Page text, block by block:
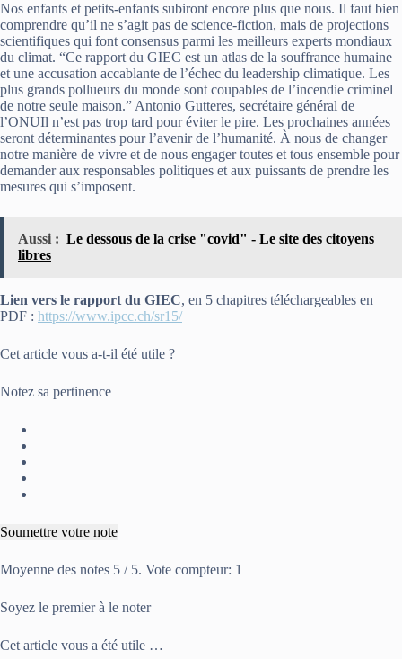
Nos enfants et petits-enfants subiront encore plus que nous. Il faut bien
comprendre qu’il ne s’agit pas de science-fiction, mais de projections
scientifiques qui font consensus parmi les meilleurs experts mondiaux
du climat. “Ce rapport du GIEC est un atlas de la souffrance humaine
et une accusation accablante de l’échec du leadership climatique. Les
plus grands pollueurs du monde sont coupables de l’incendie criminel
de notre seule maison.” Antonio Gutteres, secrétaire général de
l’ONUIl n’est pas trop tard pour éviter le pire. Les prochaines années
seront déterminantes pour l’avenir de l’humanité. À nous de changer
notre manière de vivre et de nous engager toutes et tous ensemble pour
demander aux responsables politiques et aux puissants de prendre les
mesures qui s’imposent.
Aussi : Le dessous de la crise "covid" - Le site des citoyens
libres
Lien vers le rapport du GIEC, en 5 chapitres téléchargeables en
PDF : https://www.ipcc.ch/sr15/
Cet article vous a-t-il été utile ?
Notez sa pertinence
Soumettre votre note
Moyenne des notes 5 / 5. Vote compteur: 1
Soyez le premier à le noter
Cet article vous a été utile …